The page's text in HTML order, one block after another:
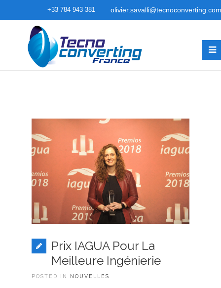
+33 784 943 381 olivier.savalli@tecnoconverting.com
Prix IAGUA Pour La
Meilleure Ingénierie
POSTED IN NOUVELLES